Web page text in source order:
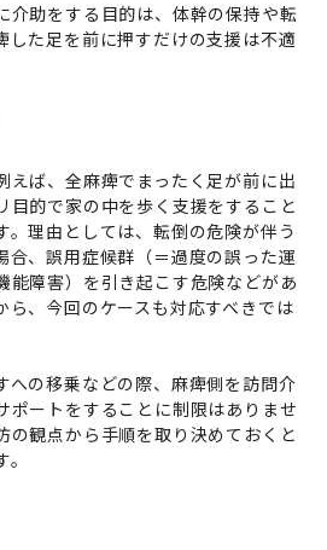
介助をする目的は、体幹の保持や転
した足を前に押すだけの支援は不適
えば、全麻痺でまったく足が前に出
目的で家の中を歩く支援をすること
。理由としては、転倒の危険が伴う
合、誤用症候群（＝過度の誤った運
能障害）を引き起こす危険などがあ
ら、今回のケースも対応すべきでは
への移乗などの際、麻痺側を訪問介
ポートをすることに制限はありませ
の観点から手順を取り決めておくと